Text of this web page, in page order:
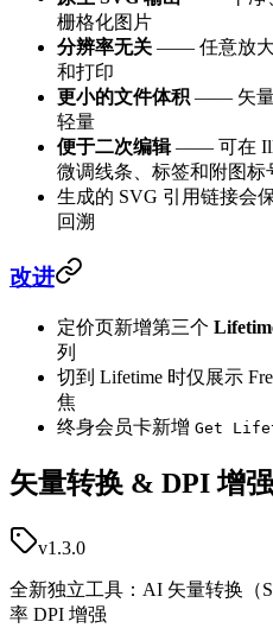
栅格化图片
分辨率无关 —— 任意放大
和打印
更小的文件体积 —— 矢量
轻量
便于二次编辑—— 可在
微调线条、标签和附图标
生成的 SVG 引用链接会
回溯
改进
定价页新增第三个
列
切到 Lifetime 时仅展示
焦
终身会员卡新增 Get
矢量转换 & DPI 增强
v1.3.0
全新独立工具：AI 矢量转换（
率 DPI 增强